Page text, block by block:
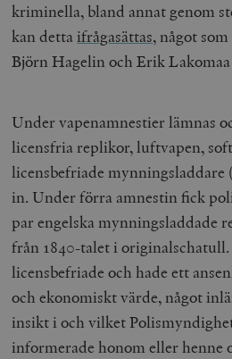
kriminella, bland annat genom
kan dettaifrågasättas, något
Björn Hagelin och Erik
Under vapenamnestier lämnas
licensfria replikor, luftvapen,
licensbefriade
in. Under förra amnestin fick
par engelska mynningsladdade
från 1840-talet i originalschatull.
licensbefriade och hade ett
och ekonomiskt värde, något
insikt i och vilket
informerade honom eller henne